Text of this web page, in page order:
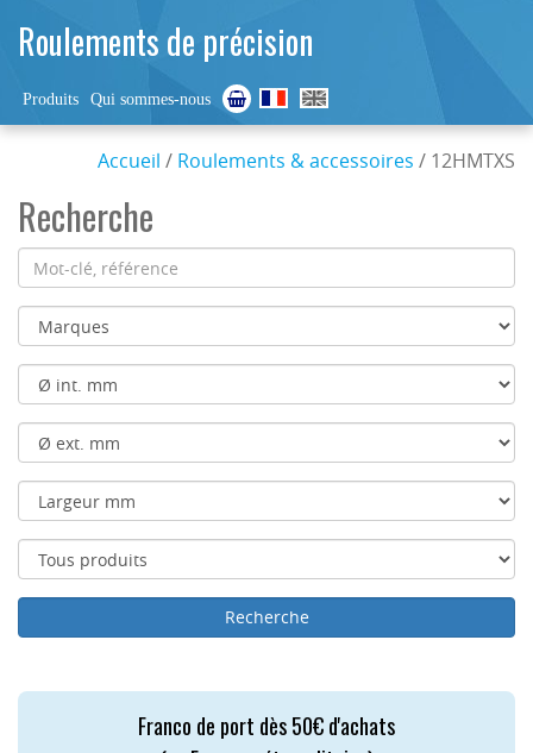
Roulements de précision
Produits Qui sommes-nous
Accueil / Roulements & accessoires / 12HMTXS
Recherche
Franco de port dès 50€ d'achats